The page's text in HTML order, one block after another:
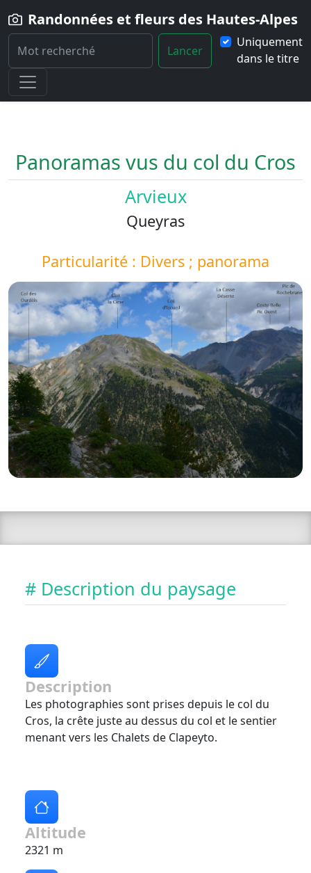
Randonnées et fleurs des Hautes-Alpes
Lancer
Uniquement
dans le titre
Home
Paysage Panoramas-vus-du-col-du-Cros
Panoramas vus du col du Cros
Arvieux
Queyras
Particularité : Divers ; panorama
# Description du paysage
Description
Les photographies sont prises depuis le col du
Cros, la crête juste au dessus du col et le sentier
menant vers les Chalets de Clapeyto.
Altitude
2321 m